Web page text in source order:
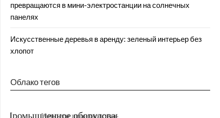
превращаются в мини-электростанции на солнечных
панелях
Искусственные деревья в аренду: зеленый интерьер без
хлопот
Облако тегов